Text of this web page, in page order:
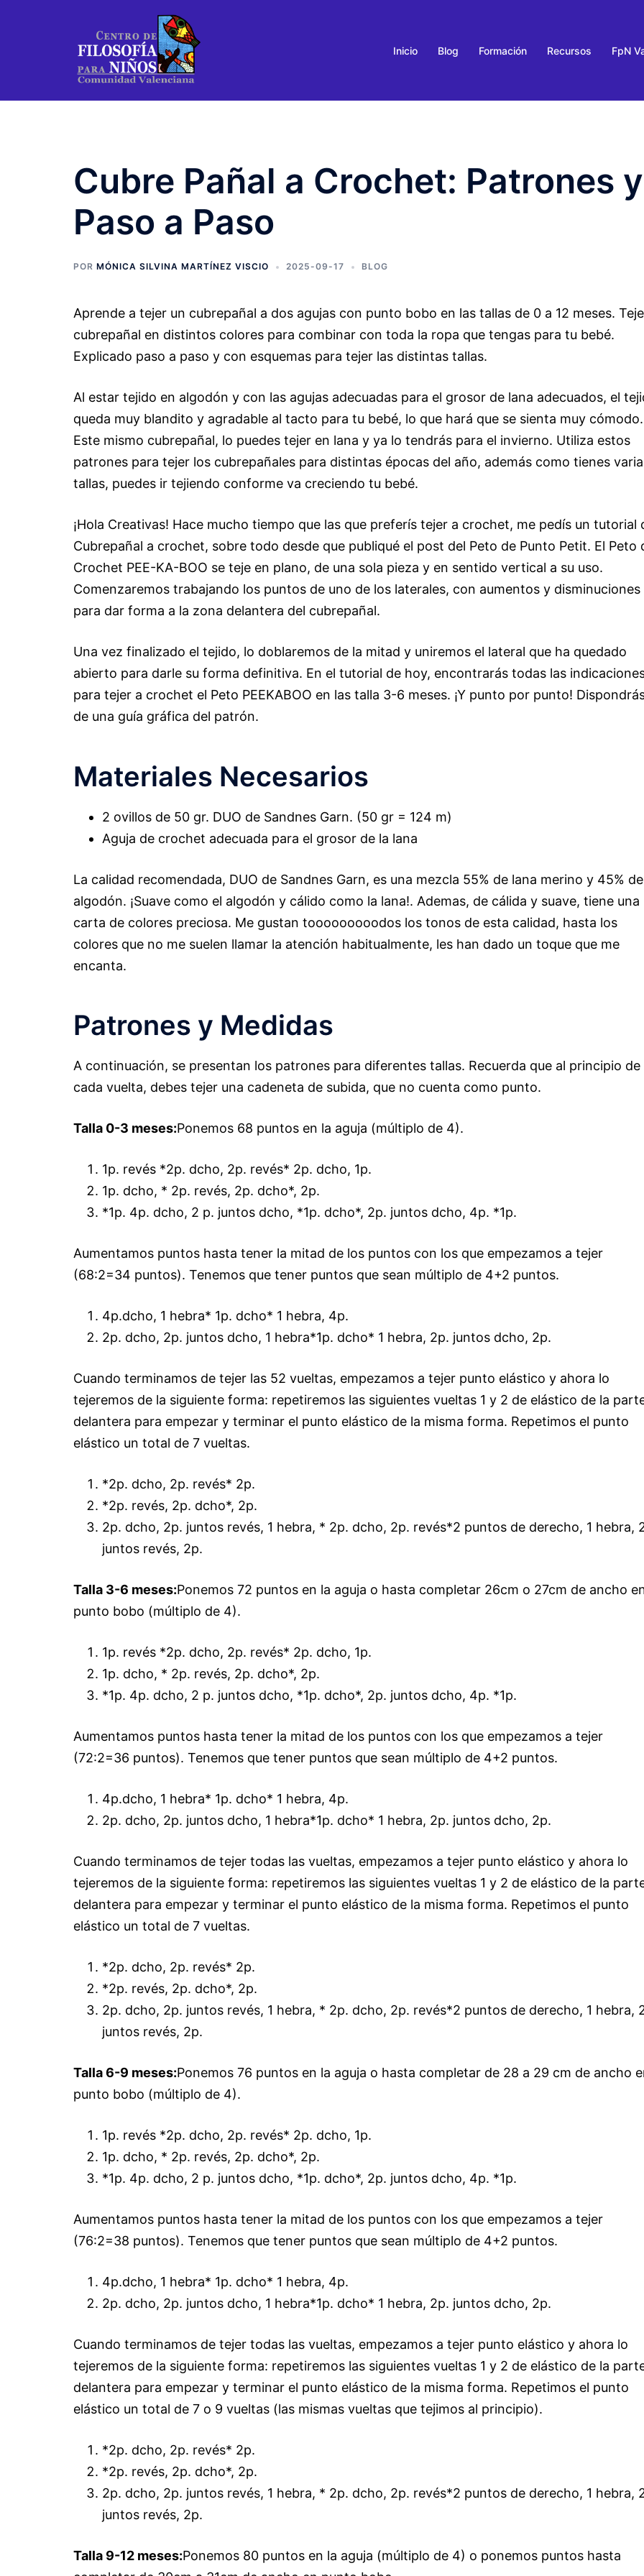
Inicio Blog Formación Recursos FpN
Cubre Pañal a Crochet: Patrones y
Paso a Paso
POR MÓNICA SILVINA MARTÍNEZ VISCIO 2025-09-17 BLOG
Aprende a tejer un cubrepañal a dos agujas con punto bobo en las tallas de 0 a 12 meses.
cubrepañal en distintos colores para combinar con toda la ropa que tengas para tu bebé.
Explicado paso a paso y con esquemas para tejer las distintas tallas.
Al estar tejido en algodón y con las agujas adecuadas para el grosor de lana adecuados, el
queda muy blandito y agradable al tacto para tu bebé, lo que hará que se sienta muy cómodo.
Este mismo cubrepañal, lo puedes tejer en lana y ya lo tendrás para el invierno. Utiliza estos
patrones para tejer los cubrepañales para distintas épocas del año, además como tienes
tallas, puedes ir tejiendo conforme va creciendo tu bebé.
¡Hola Creativas! Hace mucho tiempo que las que preferís tejer a crochet, me pedís un tutorial
Cubrepañal a crochet, sobre todo desde que publiqué el post del Peto de Punto Petit. El Peto
Crochet PEE-KA-BOO se teje en plano, de una sola pieza y en sentido vertical a su uso.
Comenzaremos trabajando los puntos de uno de los laterales, con aumentos y disminuciones
para dar forma a la zona delantera del cubrepañal.
Una vez finalizado el tejido, lo doblaremos de la mitad y uniremos el lateral que ha quedado
abierto para darle su forma definitiva. En el tutorial de hoy, encontrarás todas las
para tejer a crochet el Peto PEEKABOO en las talla 3-6 meses. ¡Y punto por punto!
de una guía gráfica del patrón.
Materiales Necesarios
2 ovillos de 50 gr. DUO de Sandnes Garn. (50 gr = 124 m)
Aguja de crochet adecuada para el grosor de la lana
La calidad recomendada, DUO de Sandnes Garn, es una mezcla 55% de lana merino y 45% de
algodón. ¡Suave como el algodón y cálido como la lana!. Ademas, de cálida y suave, tiene una
carta de colores preciosa. Me gustan tooooooooodos los tonos de esta calidad, hasta los
colores que no me suelen llamar la atención habitualmente, les han dado un toque que me
encanta.
Patrones y Medidas
A continuación, se presentan los patrones para diferentes tallas. Recuerda que al principio de
cada vuelta, debes tejer una cadeneta de subida, que no cuenta como punto.
Talla 0-3 meses:Ponemos 68 puntos en la aguja (múltiplo de 4).
1p. revés *2p. dcho, 2p. revés* 2p. dcho, 1p.
1p. dcho, * 2p. revés, 2p. dcho*, 2p.
*1p. 4p. dcho, 2 p. juntos dcho, *1p. dcho*, 2p. juntos dcho, 4p. *1p.
Aumentamos puntos hasta tener la mitad de los puntos con los que empezamos a tejer
(68:2=34 puntos). Tenemos que tener puntos que sean múltiplo de 4+2 puntos.
4p.dcho, 1 hebra* 1p. dcho* 1 hebra, 4p.
2p. dcho, 2p. juntos dcho, 1 hebra*1p. dcho* 1 hebra, 2p. juntos dcho, 2p.
Cuando terminamos de tejer las 52 vueltas, empezamos a tejer punto elástico y ahora lo
tejeremos de la siguiente forma: repetiremos las siguientes vueltas 1 y 2 de elástico de la
delantera para empezar y terminar el punto elástico de la misma forma. Repetimos el punto
elástico un total de 7 vueltas.
*2p. dcho, 2p. revés* 2p.
*2p. revés, 2p. dcho*, 2p.
2p. dcho, 2p. juntos revés, 1 hebra, * 2p. dcho, 2p. revés*2 puntos de derecho, 1 hebra,
juntos revés, 2p.
Talla 3-6 meses:Ponemos 72 puntos en la aguja o hasta completar 26cm o 27cm de ancho
punto bobo (múltiplo de 4).
1p. revés *2p. dcho, 2p. revés* 2p. dcho, 1p.
1p. dcho, * 2p. revés, 2p. dcho*, 2p.
*1p. 4p. dcho, 2 p. juntos dcho, *1p. dcho*, 2p. juntos dcho, 4p. *1p.
Aumentamos puntos hasta tener la mitad de los puntos con los que empezamos a tejer
(72:2=36 puntos). Tenemos que tener puntos que sean múltiplo de 4+2 puntos.
4p.dcho, 1 hebra* 1p. dcho* 1 hebra, 4p.
2p. dcho, 2p. juntos dcho, 1 hebra*1p. dcho* 1 hebra, 2p. juntos dcho, 2p.
Cuando terminamos de tejer todas las vueltas, empezamos a tejer punto elástico y ahora lo
tejeremos de la siguiente forma: repetiremos las siguientes vueltas 1 y 2 de elástico de la
delantera para empezar y terminar el punto elástico de la misma forma. Repetimos el punto
elástico un total de 7 vueltas.
*2p. dcho, 2p. revés* 2p.
*2p. revés, 2p. dcho*, 2p.
2p. dcho, 2p. juntos revés, 1 hebra, * 2p. dcho, 2p. revés*2 puntos de derecho, 1 hebra,
juntos revés, 2p.
Talla 6-9 meses:Ponemos 76 puntos en la aguja o hasta completar de 28 a 29 cm de ancho
punto bobo (múltiplo de 4).
1p. revés *2p. dcho, 2p. revés* 2p. dcho, 1p.
1p. dcho, * 2p. revés, 2p. dcho*, 2p.
*1p. 4p. dcho, 2 p. juntos dcho, *1p. dcho*, 2p. juntos dcho, 4p. *1p.
Aumentamos puntos hasta tener la mitad de los puntos con los que empezamos a tejer
(76:2=38 puntos). Tenemos que tener puntos que sean múltiplo de 4+2 puntos.
4p.dcho, 1 hebra* 1p. dcho* 1 hebra, 4p.
2p. dcho, 2p. juntos dcho, 1 hebra*1p. dcho* 1 hebra, 2p. juntos dcho, 2p.
Cuando terminamos de tejer todas las vueltas, empezamos a tejer punto elástico y ahora lo
tejeremos de la siguiente forma: repetiremos las siguientes vueltas 1 y 2 de elástico de la
delantera para empezar y terminar el punto elástico de la misma forma. Repetimos el punto
elástico un total de 7 o 9 vueltas (las mismas vueltas que tejimos al principio).
*2p. dcho, 2p. revés* 2p.
*2p. revés, 2p. dcho*, 2p.
2p. dcho, 2p. juntos revés, 1 hebra, * 2p. dcho, 2p. revés*2 puntos de derecho, 1 hebra,
juntos revés, 2p.
Talla 9-12 meses:Ponemos 80 puntos en la aguja (múltiplo de 4) o ponemos puntos hasta